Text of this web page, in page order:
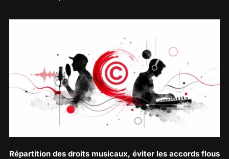
Répartition des droits musicaux, éviter les accords flous